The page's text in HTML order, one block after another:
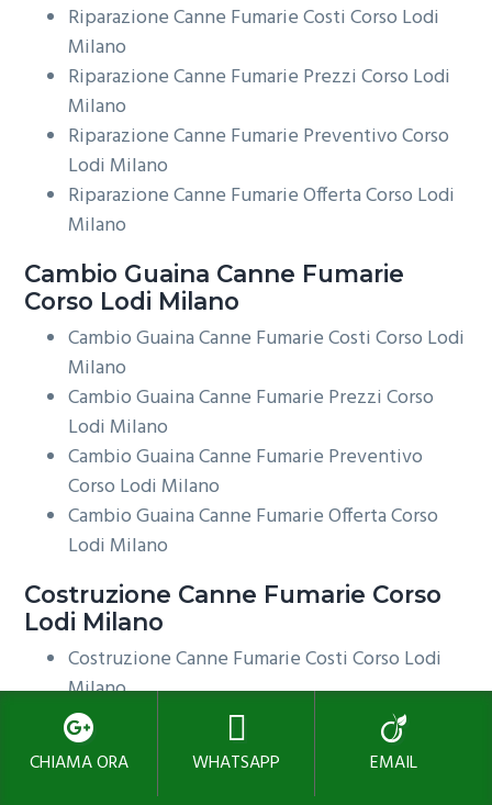
Riparazione Canne Fumarie Costi Corso Lodi
Milano
Riparazione Canne Fumarie Prezzi Corso Lodi
Milano
Riparazione Canne Fumarie Preventivo Corso
Lodi Milano
Riparazione Canne Fumarie Offerta Corso Lodi
Milano
Cambio Guaina Canne Fumarie
Corso Lodi Milano
Cambio Guaina Canne Fumarie Costi Corso Lodi
Milano
Cambio Guaina Canne Fumarie Prezzi Corso
Lodi Milano
Cambio Guaina Canne Fumarie Preventivo
Corso Lodi Milano
Cambio Guaina Canne Fumarie Offerta Corso
Lodi Milano
Costruzione Canne Fumarie Corso
Lodi Milano
Costruzione Canne Fumarie Costi Corso Lodi
Milano
Costruzione Canne Fumarie Prezzi Corso Lodi
Milano
Costruzione Canne Fumarie Preventivo Corso
CHIAMA ORA WHATSAPP EMAIL